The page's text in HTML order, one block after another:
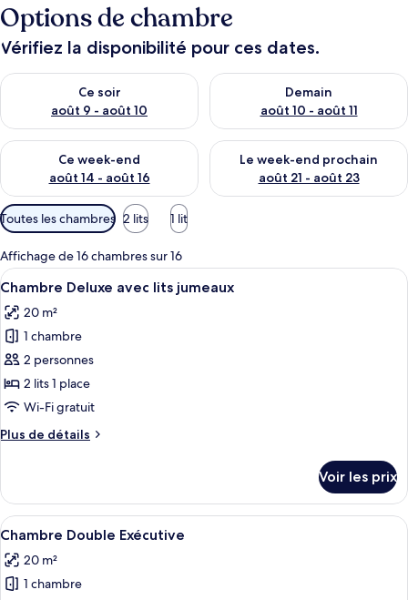
Options de chambre
Vérifiez la disponibilité pour ces dates.
Ce soir
août 9 - août 10
Vérifier la disponibilité pour ce soir août 9 - août 10
Demain
août 10 - août 11
Vérifier la disponibilité pour
Ce week-end
août 14 - août 16
Vérifier la disponibilité pour ce week-end août 14 - août 16
Le week-end prochain
août 21 - août 23
Vérifier la disponibilité pour
Filtres
disponibles
pour
les
chambres
Toutes les chambres 2 lits 1 lit
Affichage de 16 chambres sur 16
Afficher
toutes
les
photos
pour
ce
type
chambre :
avec
lits
jumeaux
Une chambre d’hôtel avec deux lits,
7
Chambre Deluxe avec lits jumeaux
20 m²
1 chambre
2 personnes
2 lits 1 place
Wi-Fi gratuit
Plus de détails
Plus
le
type
de
Chambre
Deluxe
Voir les prix
Afficher
toutes
les
photos
Une chambre d’hôtel avec un lit,
4
Chambre Double Exécutive
20 m²
1 chambre